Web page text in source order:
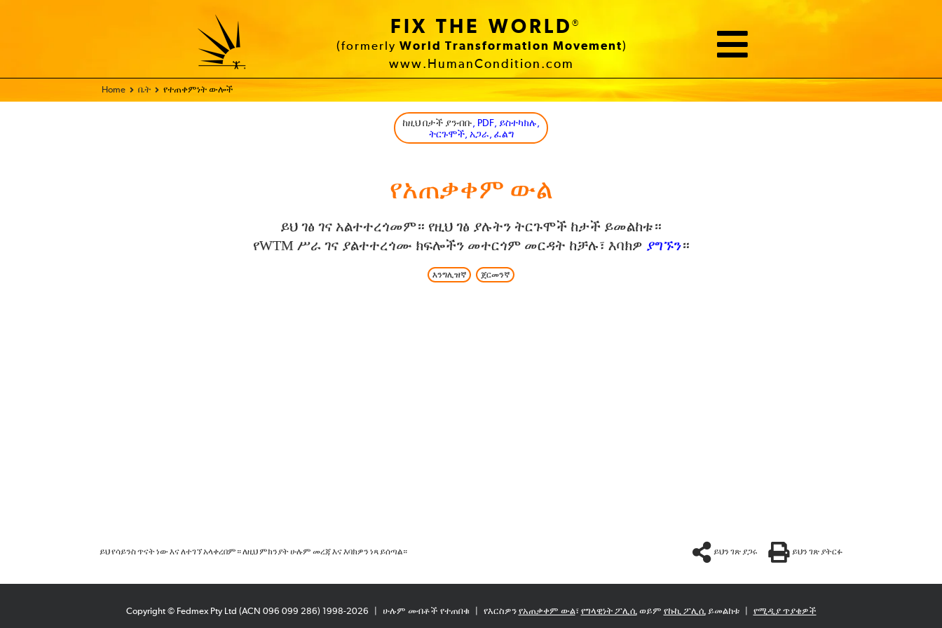
FIX THE WORLD®
(formerly World Transformation Movement)
www.HumanCondition.com
Home ቤት የተጠቀምነት ውሎች
ከዚህ በታች ያንብቡ, PDF, ይስተካክሉ,
ትርጉሞች, አጋራ, ፈልግ
የአጠቃቀም ውል
ይህ ገፅ ገና አልተተረጎመም። የዚህ ገፅ ያሉትን ትርጉሞች ከታች ይመልከቱ።
የWTM ሥራ ገና ያልተተረጎሙ ክፍሎችን መተርጎም መርዳት ከቻሉ፣ እባክዎ ያግኙን።
እንግሊዝኛ ጀርመንኛ
ይህ የሳይንስ ጥናት ነው እና ለተገኘ አላቀረበም። ለዚህ ምክንያት ሁሉም መረጃ እና እባክዎን ነጻ ይሰጣል። ይህን ገጽ ያጋሩ ይህን ገጽ ያትርፉ
Copyright © Fedmex Pty Ltd (ACN 096 099 286) 1998-2026 ሁሉም መብቶች የተጠበቁ የእርስዎን የአጠቃቀም ውል፣ የግላዊነት ፖሊሲወይም የኩኪ ፖሊሲይመልከቱ የሚዲያ ጥያቄዎች